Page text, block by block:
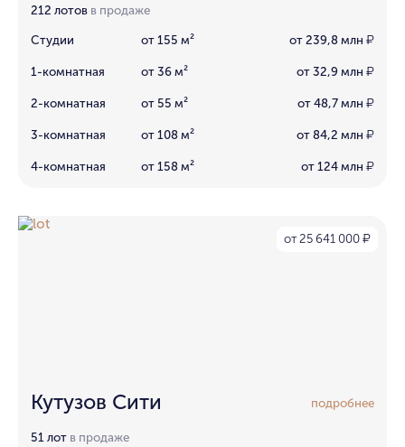
212 лотов в продаже
Студии от 155 м² от 239,8 млн ₽
1-комнатная от 36 м² от 32,9 млн ₽
2-комнатная от 55 м² от 48,7 млн ₽
3-комнатная от 108 м² от 84,2 млн ₽
4-комнатная от 158 м² от 124 млн ₽
от 25 641 000 ₽
Кутузов Сити подробнее
51 лот в продаже